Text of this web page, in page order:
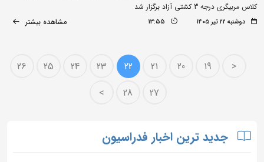
کلاس مربیگری درجه 3 کشتی آزاد برگزار شد
دوشنبه ۲۲ تیر ۱۴۰۵ 13:55 مشاهده بیشتر
<
19
20
21
22
23
24
25
26
27
28
>
جدید ترین اخبار فدراسیون